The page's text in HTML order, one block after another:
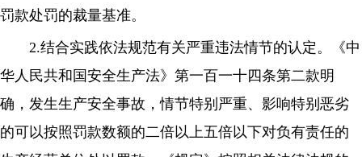
罚款处罚的裁量基准。
2.结合实践依法规范有关严重违法情节的认定。《中
华人民共和国安全生产法》第一百一十四条第二款明
确，发生生产安全事故，情节特别严重、影响特别恶劣
的可以按照罚款数额的二倍以上五倍以下对负有责任的